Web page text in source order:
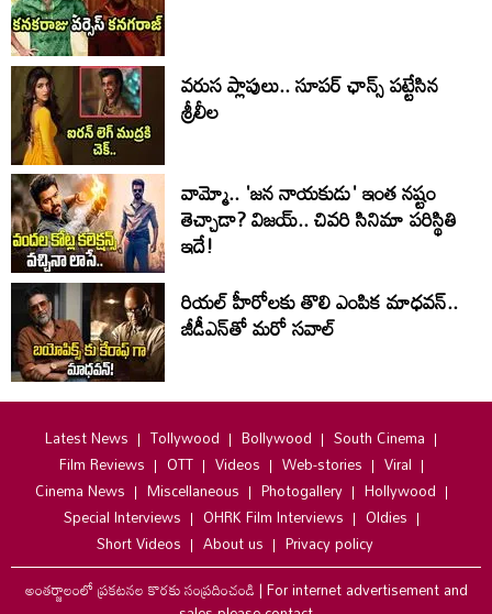
వరుస ప్లాపులు.. సూపర్ ఛాన్స్ పట్టేసిన
శ్రీలీల
వామ్మో.. 'జ‌న నాయ‌కుడు' ఇంత నష్టం
తెచ్చాడా? విజయ్.. చివరి సినిమా పరిస్థితి
ఇదే!
రియల్ హీరోలకు తొలి ఎంపిక మాధవన్..
జీడీఎన్‌తో మరో సవాల్
Latest News Tollywood Bollywood
South Cinema
Film Reviews
OTT Videos Web-stories
Viral
Cinema News
Miscellaneous Photogallery
Hollywood
Special Interviews
OHRK Film Interviews
Oldies
Short Videos
About us
Privacy policy
అంతర్జాలంలో ప్రకటనల కొరకు సంప్రదించండి|For internet advertisement and